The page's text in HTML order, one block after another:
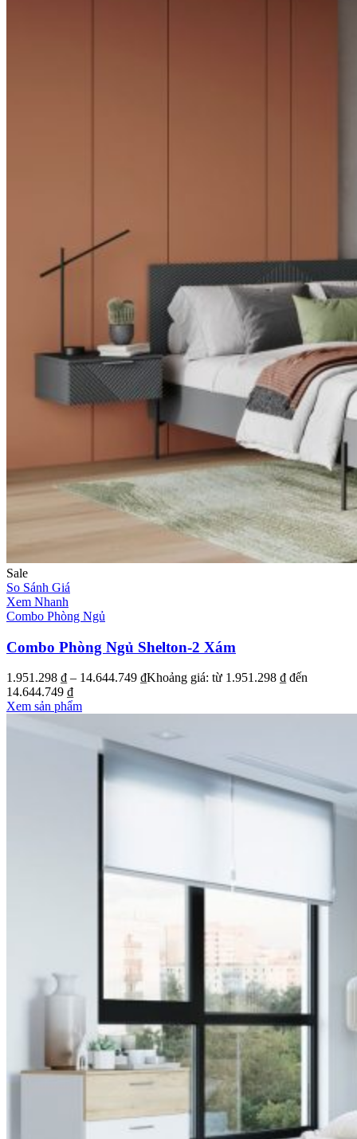
Sale
So Sánh Giá
Xem Nhanh
Combo Phòng Ngủ
Combo Phòng Ngủ Shelton-2 Xám
1.951.298 ₫ – 14.644.749 ₫Khoảng giá: từ 1.951.298 ₫ đến
14.644.749 ₫
Xem sản phẩm